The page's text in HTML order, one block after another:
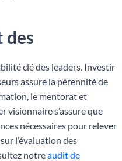
des
clé des leaders. Investir
assure la pérennité de
le mentorat et
visionnaire s’assure que
nécessaires pour relever
l’évaluation des
notreaudit de